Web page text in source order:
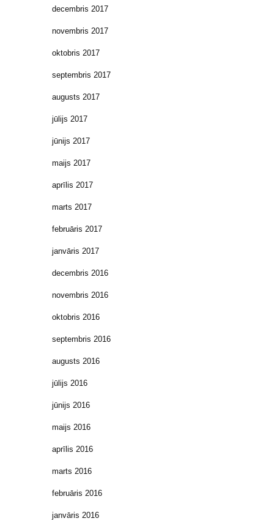
decembris 2017
novembris 2017
oktobris 2017
septembris 2017
augusts 2017
jūlijs 2017
jūnijs 2017
maijs 2017
aprīlis 2017
marts 2017
februāris 2017
janvāris 2017
decembris 2016
novembris 2016
oktobris 2016
septembris 2016
augusts 2016
jūlijs 2016
jūnijs 2016
maijs 2016
aprīlis 2016
marts 2016
februāris 2016
janvāris 2016